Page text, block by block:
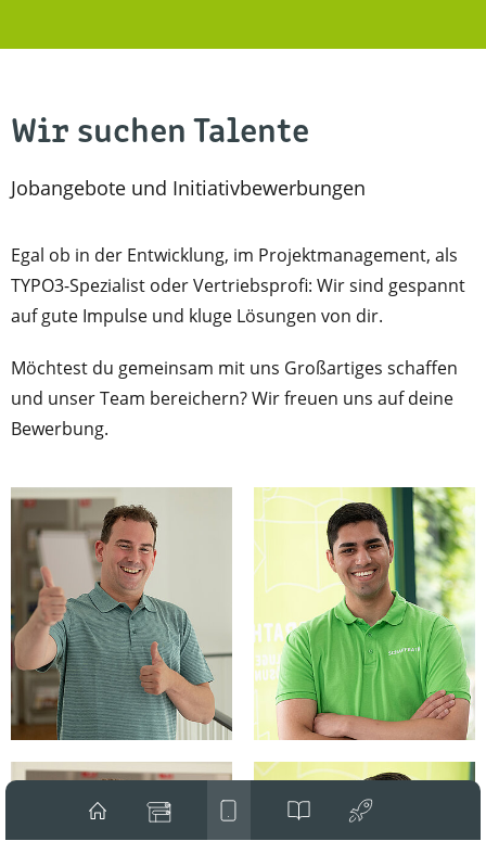
Wir suchen Talente
Jobangebote und Initiativbewerbungen
Egal ob in der Entwicklung, im Projektmanagement, als
TYPO3-Spezialist oder Vertriebsprofi: Wir sind gespannt
aufgute Impulse und kluge Lösungen von dir.
Möchtest du gemeinsam mit uns Großartiges schaffen
und unser Team bereichern? Wir freuen uns auf deine
Bewerbung.